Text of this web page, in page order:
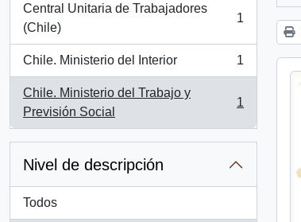
Central Unitaria de Trabajadores
(Chile)
, 1 resultados
1
Chile. Ministerio del Interior
, 1 resultados
1
Chile. Ministerio del Trabajo y
Previsión Social
, 1 resultados
1
Nivel de descripción
Todos